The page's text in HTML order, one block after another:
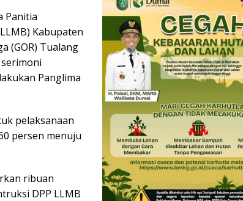
Panitia
Kabupaten
(GOR) Tualang
Panglima
pelaksanaan
persen menuju
ribuan
DPP LLMB